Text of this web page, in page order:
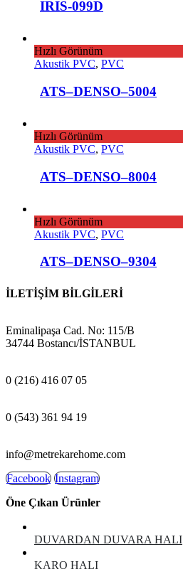
IRIS-099D
Hızlı Görünüm
Akustik PVC, PVC
ATS–DENSO–5004
Hızlı Görünüm
Akustik PVC, PVC
ATS–DENSO–8004
Hızlı Görünüm
Akustik PVC, PVC
ATS–DENSO–9304
İLETİŞİM BİLGİLERİ
Eminalipaşa Cad. No: 115/B
34744 Bostancı/İSTANBUL
0 (216) 416 07 05
0 (543) 361 94 19
info@metrekarehome.com
Facebook Instagram
Öne Çıkan Ürünler
DUVARDAN DUVARA HALI
KARO HALI